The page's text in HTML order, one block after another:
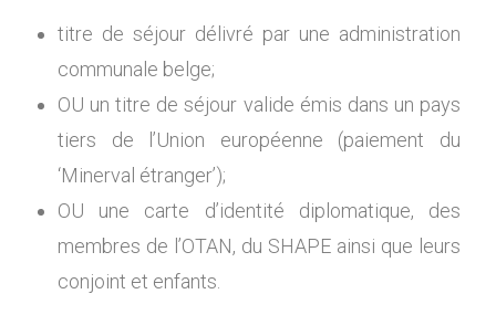
titre de séjour délivré par une administration
communale belge;
OU un titre de séjour valide émis dans un pays
tiers de l’Union européenne (paiement du
‘Minerval étranger’);
OU une carte d’identité diplomatique, des
membres de l’OTAN, du SHAPE ainsi que leurs
conjoint et enfants.